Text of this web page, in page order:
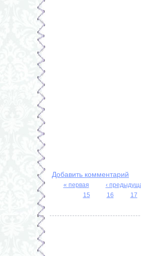
Добавить комментарий
Страницы
« первая
‹
15
16 17